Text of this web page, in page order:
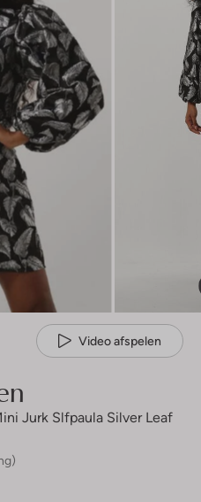
Video afspelen
Jurk Slfpaula Silver Leaf